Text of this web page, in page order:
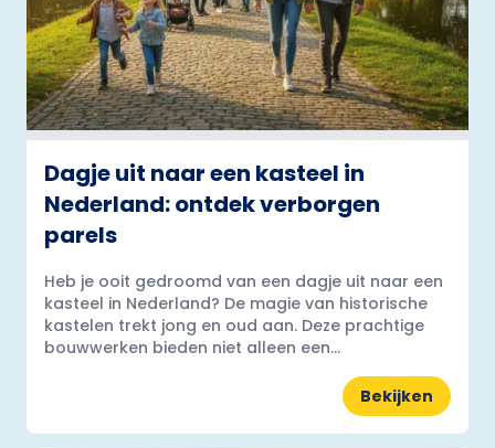
Dagje uit naar een kasteel in
Nederland: ontdek verborgen
parels
Heb je ooit gedroomd van een dagje uit naar een
kasteel in Nederland? De magie van historische
kastelen trekt jong en oud aan. Deze prachtige
bouwwerken bieden niet alleen een...
Bekijken